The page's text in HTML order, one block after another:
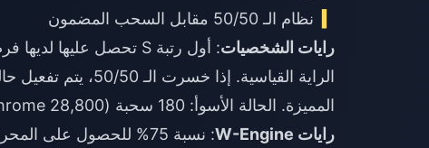
نظام الـ 50/50 مقابل السحب المضمون
رايات الشخصيات
المميزة. الحالة الأسوأ: 180 سحبة (28,800 Polychrome).
رايات W-Engine